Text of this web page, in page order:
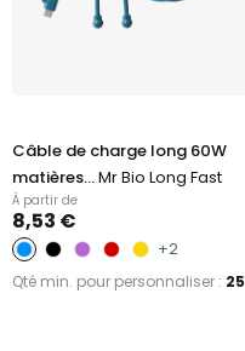
Câble de charge long 60W
matières...Mr Bio Long Fast
À partir de
8,53 €
+2
Qté min. pour personnaliser : 25